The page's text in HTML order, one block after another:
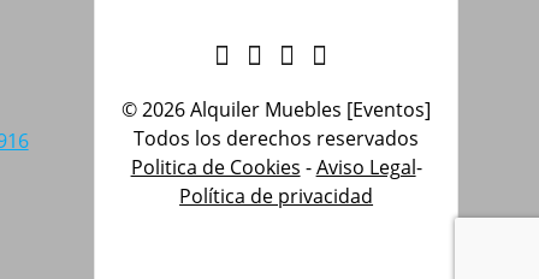
© 2026 Alquiler Muebles [Eventos]
Todos los derechos reservados
Politica de Cookies -Aviso Legal-
Política de privacidad